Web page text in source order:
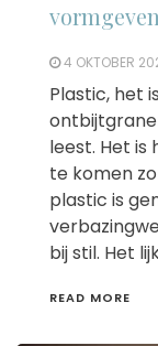
4 OKTOBER
Plastic, het
leest. Het is
te komen
plastic is
bij stil. Het
READ MORE